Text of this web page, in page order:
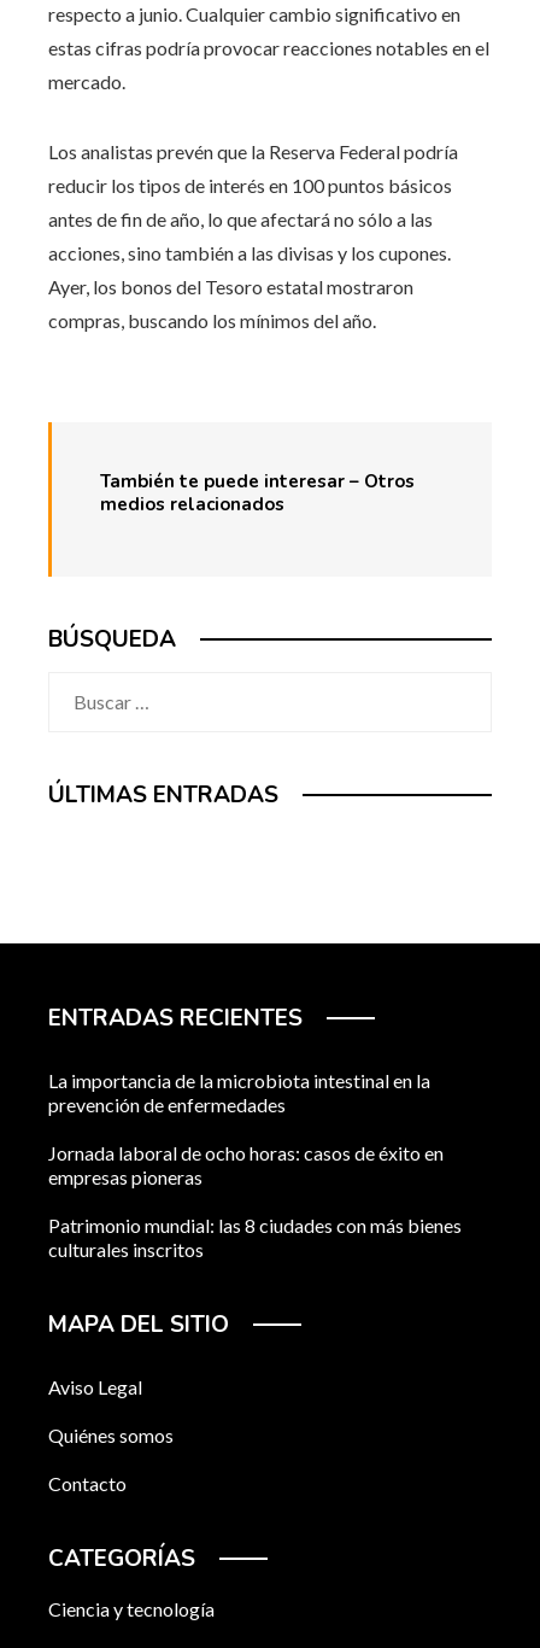
respecto a junio. Cualquier cambio significativo en
estas cifras podría provocar reacciones notables en el
mercado.
Los analistas prevén que la Reserva Federal podría
reducir los tipos de interés en 100 puntos básicos
antes de fin de año, lo que afectará no sólo a las
acciones, sino también a las divisas y los cupones.
Ayer, los bonos del Tesoro estatal mostraron
compras, buscando los mínimos del año.
También te puede interesar – Otros
medios relacionados
BÚSQUEDA
ÚLTIMAS ENTRADAS
ENTRADAS RECIENTES
La importancia de la microbiota intestinal en la
prevención de enfermedades
Jornada laboral de ocho horas: casos de éxito en
empresas pioneras
Patrimonio mundial: las 8 ciudades con más bienes
culturales inscritos
MAPA DEL SITIO
Aviso Legal
Quiénes somos
Contacto
CATEGORÍAS
Ciencia y tecnología